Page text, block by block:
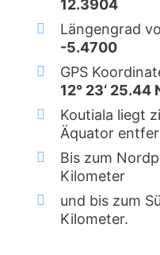
12.3904
Längengrad
-5.4700
GPS
12° 23‘ 25.44
Koutiala liegt
Äquator
Bis zum
Kilometer
und bis zum
Kilometer.